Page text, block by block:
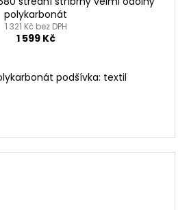
polykarbonát
1 321 Kč bez DPH
1 599 Kč
podšívka: textil